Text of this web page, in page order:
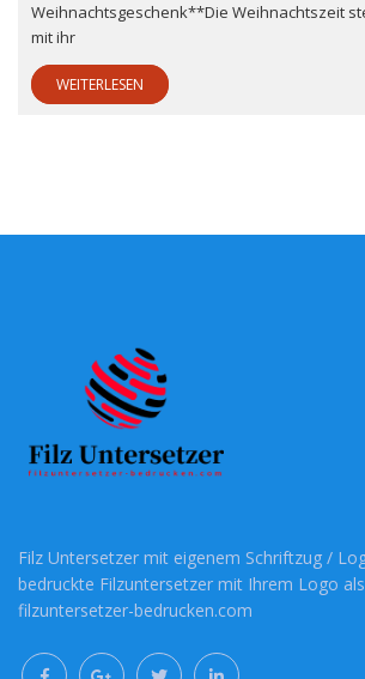
Weihnachtsgeschenk**Die Weihnachtszeit
mit ihr
WEITERLESEN
Filz Untersetzer mit eigenem Schriftzug /
bedruckte Filzuntersetzer mit Ihrem Logo
filzuntersetzer-bedrucken.com